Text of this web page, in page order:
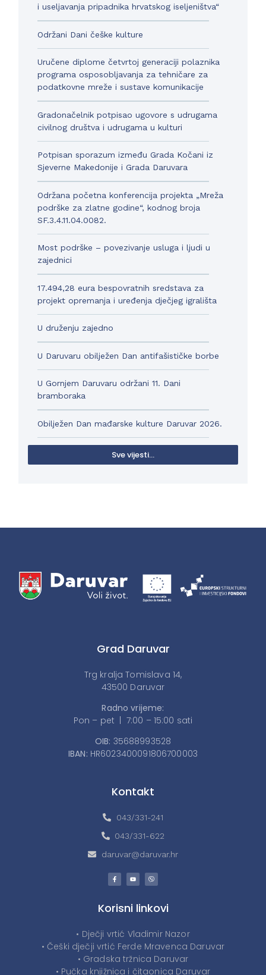
i useljavanja pripadnika hrvatskog iseljeništva“
Održani Dani češke kulture
Uručene diplome četvrtoj generaciji polaznika
programa osposobljavanja za tehničare za
podatkovne mreže i sustave komunikacije
Gradonačelnik potpisao ugovore s udrugama
civilnog društva i udrugama u kulturi
Potpisan sporazum između Grada Kočani iz
Sjeverne Makedonije i Grada Daruvara
Održana početna konferencija projekta „Mreža
podrške za zlatne godine“, kodnog broja
SF.3.4.11.04.0082.
Most podrške – povezivanje usluga i ljudi u
zajednici
17.494,28 eura bespovratnih sredstava za
projekt opremanja i uređenja dječjeg igrališta
U druženju zajedno
U Daruvaru obilježen Dan antifašističke borbe
U Gornjem Daruvaru održani 11. Dani
bramboraka
Obilježen Dan mađarske kulture Daruvar 2026.
Sve vijesti...
Grad Daruvar
Trg kralja Tomislava 14,
43500 Daruvar
Radno vrijeme:
Pon – pet | 7:00 – 15:00 sati
OIB: 35688993528
IBAN: HR6023400091806700003
Kontakt
043/331-241
043/331-622
daruvar@daruvar.hr
Korisni linkovi
• Dječji vrtić Vladimir Nazor
• Češki dječji vrtić Ferde Mravenca Daruvar
• Gradska tržnica Daruvar
• Pučka knjižnica i čitaonica Daruvar